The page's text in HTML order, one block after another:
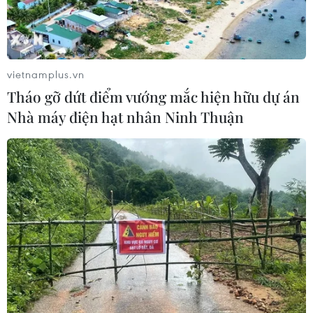
Giữ hồn tiếng sáo Bru Vân Kiều giữa
đại ngàn Trường Sơn
15/07/2026 09:42
Thành phố Hồ Chí Minh: Bền bỉ “giữ
lửa” dòng nhạc cổ động trong kỷ
nguyên số
15/07/2026 07:52
Lớp học ca trù miễn phí góp phần
lan tỏa giá trị di sản trong cộng đồng
15/07/2026 03:45
Gala Tổ quốc bình yên - bản trường
vietnamplus.vn
Tháo gỡ dứt điểm vướng mắc hiện hữu dự án
Nhà máy điện hạt nhân Ninh Thuận